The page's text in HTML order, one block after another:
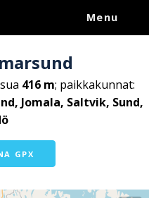
Menu
416 m; paikkakunnat:
Jomala, Saltvik, Sund,
GPX